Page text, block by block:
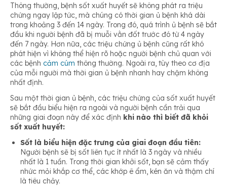
Thông thường, bệnh sốt xuất huyết sẽ không phát ra triệu
chứng ngay lập tức, mà chúng có thời gian ủ bệnh khá dài
trong khoảng 3 đến 14 ngày. Trong đó, quá trình ủ bệnh sẽ bắt
đầu khi người bệnh đã bị muỗi vằn đốt trước đó từ 4 ngày
đến 7 ngày. Hơn nữa, các triệu chứng ủ bệnh cũng rất khó
phát hiện vì không thể hiện rõ hoặc người bệnh chủ quan với
các bệnh cảm cúm thông thường. Ngoài ra, tùy theo cơ địa
của mỗi người mà thời gian ủ bệnh nhanh hay chậm không
nhất định.
Sau một thời gian ủ bệnh, các triệu chứng của sốt xuất huyết
sẽ bắt đầu biểu hiện ra ngoài và người bệnh cần trải qua
những giai đoạn này để xác định khi nào thì biết đã khỏi
sốt xuất huyết:
Sốt là biểu hiện đặc trưng của giai đoạn đầu tiên:
Người bệnh sẽ bị sốt liên tục ít nhất là 3 ngày và nhiều
nhất là 1 tuần. Trong thời gian khởi sốt, bạn sẽ cảm thấy
nhức mỏi khắp cơ thể, các khớp ê ẩm, kén ăn và thậm chí
là tiêu chảy.